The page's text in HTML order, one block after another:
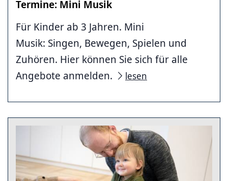
Termine: Mini Musik
Für Kinder ab 3 Jahren. Mini
Musik: Singen, Bewegen, Spielen und
Zuhören. Hier können Sie sich für alle
Angebote anmelden.
lesen